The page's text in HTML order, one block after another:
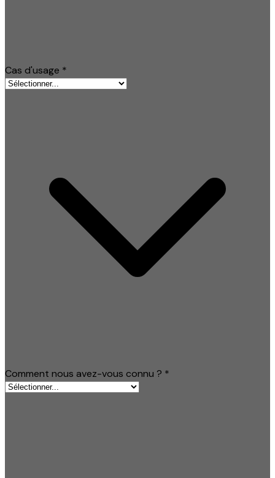
Cas d'usage *
Comment nous avez-vous connu ? *